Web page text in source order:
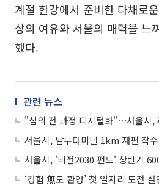
계절 한강에서 준비한 다채로
상의 여유와 서울의 매력을 느
했다.
관련 뉴스
"심의 전 과정 디지털화"⋯서울시,
‘경험 無도 환영’ 첫 일자리 도전 설